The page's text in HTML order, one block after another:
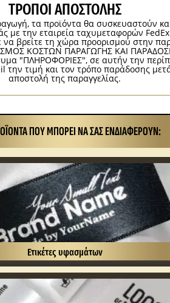
ΤΡΌΠΟΙ ΑΠΟΣΤΟΛΉΣ
τα προϊόντα θα συσκευαστούν
με την εταιρεία ταχυμεταφορών
να βρείτε τη χώρα προορισμού στην
ΚΟΣΤΩΝ ΠΑΡΑΓΩΓΗΣ ΚΑΙ
"ΠΛΗΡΟΦΟΡΙΕΣ", σε αυτήν την
την τιμή και τον τρόπο παράδοσης
αποστολή της παραγγελίας.
ΠΟΥ ΜΠΟΡΕΊ ΝΑ ΣΑΣ ΕΝΔΙΑΦΈΡΟΥΝ:
Ετικέτες υφασμάτων